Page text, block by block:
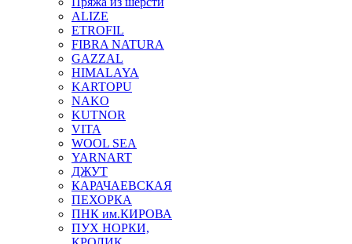
ALIZE
ETROFIL
FIBRA NATURA
GAZZAL
HIMALAYA
KARTOPU
NAKO
KUTNOR
VITA
WOOL SEA
YARNART
ДЖУТ
КАРАЧАЕВСКАЯ
ПЕХОРКА
ПНК им.КИРОВА
ПУХ НОРКИ,